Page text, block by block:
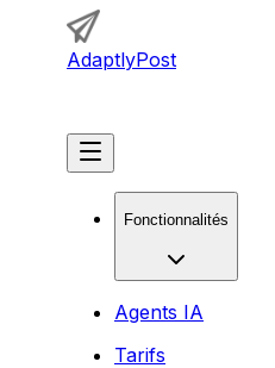
AdaptlyPost
Fonctionnalités
Agents IA
Tarifs